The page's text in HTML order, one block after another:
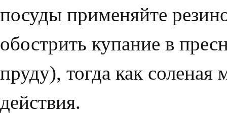
посуды применяйте
обострить купание в
пруду), тогда как соленая
действия.